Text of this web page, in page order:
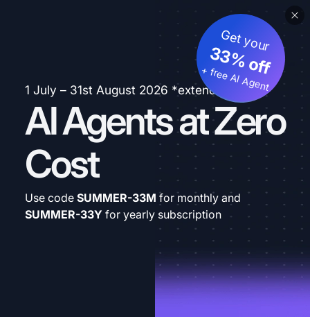
1 July – 31st August 2026 *extended
AI Agents at Zero
Cost
Get your
33% off
+ free AI Agent
Use code SUMMER-33M for monthly and
SUMMER-33Y for yearly subscription